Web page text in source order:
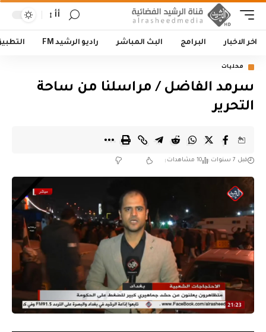
أأ
اخر الاخبار البرامج البث المباشر راديو الرشيد FM
محليات
سرمد الفاضل / مراسلنا من ساحة
التحرير
قبل 7 سنوات 10 مشاهدات